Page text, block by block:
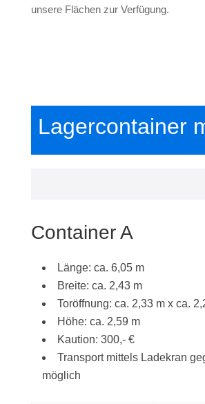
unsere Flächen zur Verfügung.
Lagercontainer
Container A
Länge: ca. 6,05 m
Breite: ca. 2,43 m
Toröffnung: ca. 2,33 m x ca.
Höhe: ca. 2,59 m
Kaution: 300,- €
Transport mittels Ladekran
möglich